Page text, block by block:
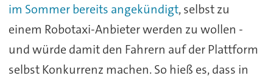
im Sommer bereits angekündigt, selbst zu
einem Robotaxi-Anbieter werden zu wollen -
und würde damit den Fahrern auf der Plattform
selbst Konkurrenz machen. So hieß es, dass in